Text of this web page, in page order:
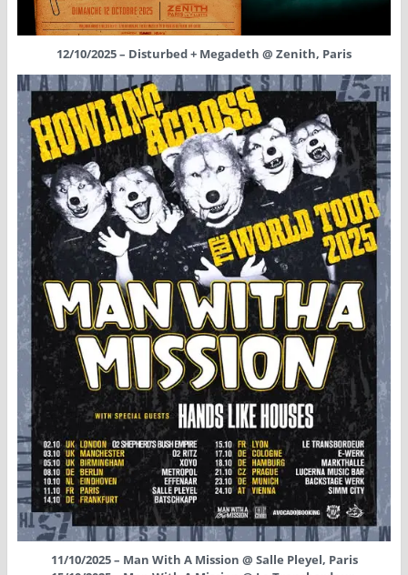
12/10/2025 – Disturbed + Megadeth @ Zenith, Paris
11/10/2025 – Man With A Mission @ Salle Pleyel, Paris